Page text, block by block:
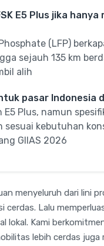
E5 Plus jika
(LFP)
sejauh 135 km
alih
pasar
E5 Plus, namun
sesuai kebutuhan
GIIAS 2026
menyeluruh dari lini
Lalu
lokal. Kami
lebih cerdas juga